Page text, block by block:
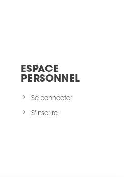
ESPACE
PERSONNEL
Se connecter
S'inscrire